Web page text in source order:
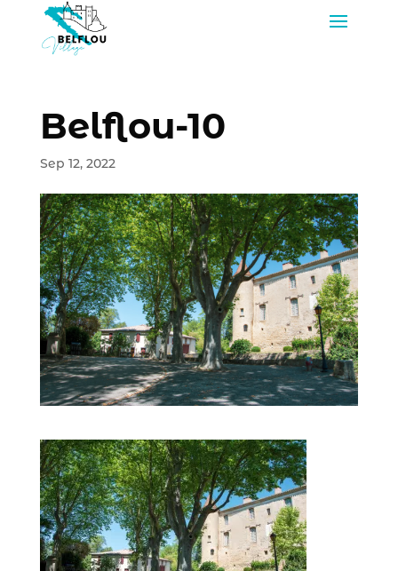
Belflou-10
Sep 12, 2022